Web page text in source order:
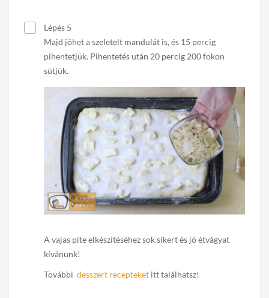
Lépés 5
Majd jöhet a szeletelt mandulát is, és 15 percig
pihentetjük. Pihentetés után 20 percig 200 fokon
sütjük.
A vajas pite elkészítéséhez sok sikert és jó étvágyat
kívánunk!
További desszert recepteket itt találhatsz!